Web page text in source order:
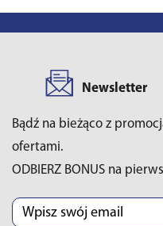
Newsletter
Bądź na bieżąco z
ofertami.
ODBIERZ BONUS na